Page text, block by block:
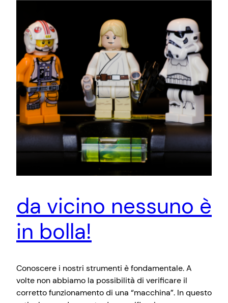
da vicino nessuno è
in bolla!
Conoscere i nostri strumenti è fondamentale. A
volte non abbiamo la possibilità di verificare il
corretto funzionamento di una “macchina”. In questo